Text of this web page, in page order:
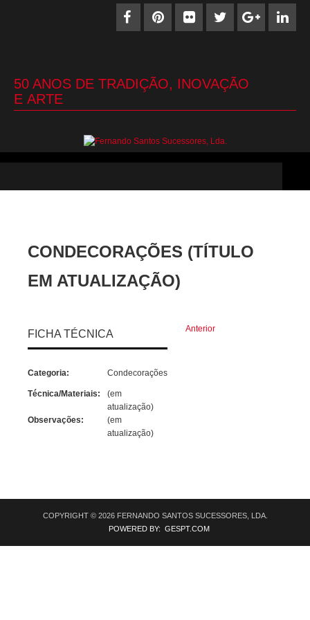
50 ANOS DE TRADIÇÃO, INOVAÇÃO
E ARTE
CONDECORAÇÕES (TÍTULO
EM ATUALIZAÇÃO)
FICHA TÉCNICA
Categoria: Condecorações
Técnica/Materiais:
(em
atualização)
Observações:
(em
atualização)
Anterior
COPYRIGHT © 2026 FERNANDO SANTOS SUCESSORES, LDA.
POWERED BY: GESPT.COM